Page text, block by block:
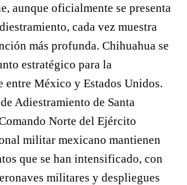
aunque oficialmente se presenta
cada vez muestra
más profunda. Chihuahua se
estratégico para la
entre México y Estados Unidos.
Adiestramiento de Santa
Norte del Ejército
militar mexicano mantienen
que se han intensificado, con
militares y despliegues